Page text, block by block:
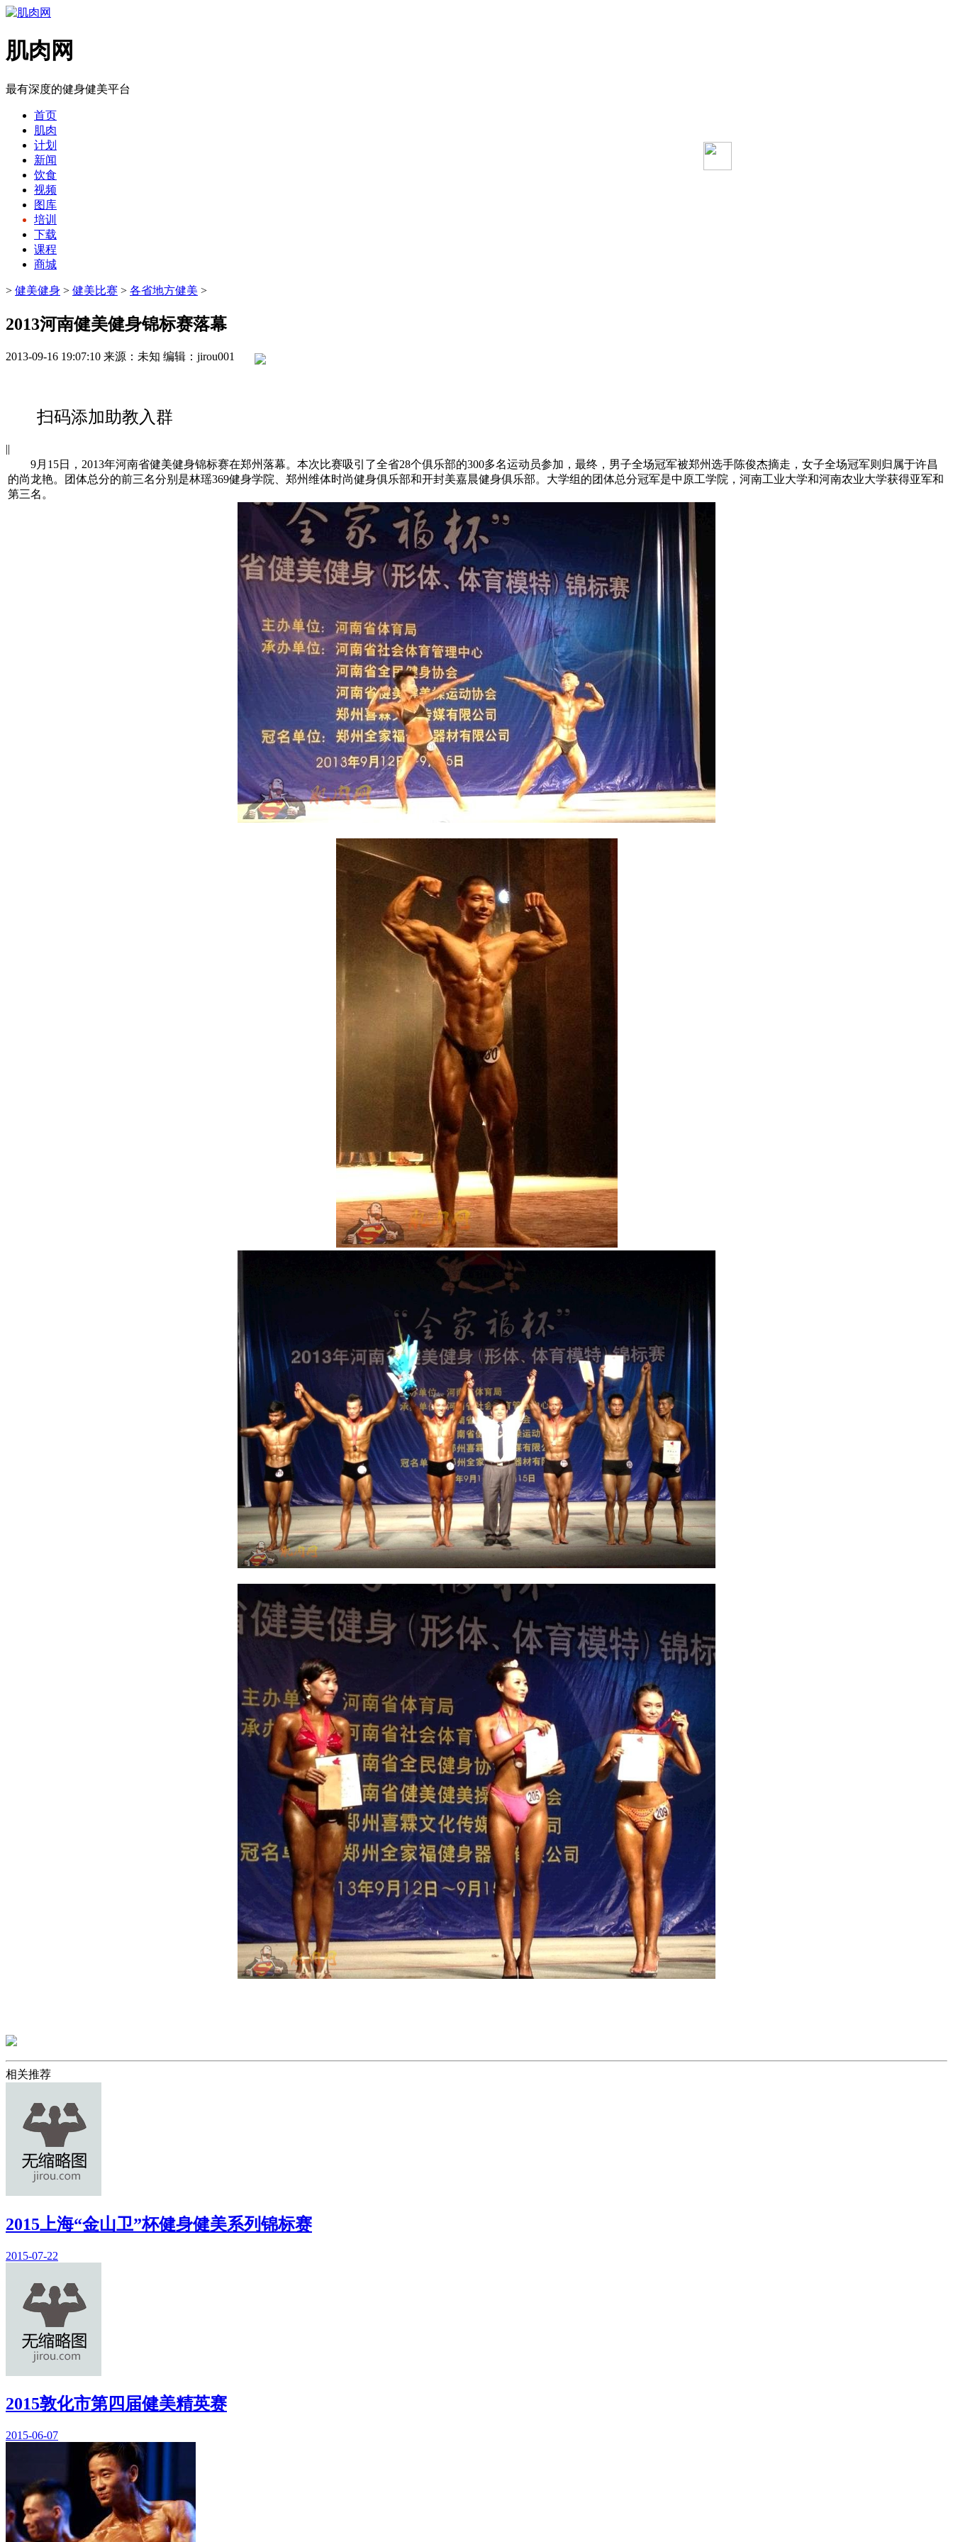
肌肉网
最有深度的健身健美平台
首页
肌肉
计划
新闻
饮食
视频
图库
培训
下载
课程
商城
> 健美健身 > 健美比赛 > 各省地方健美 >
2013河南健美健身锦标赛落幕
2013-09-16 19:07:10 来源：未知 编辑：jirou001
扫码添加助教入群
||
9月15日，2013年河南省健美健身锦标赛在郑州落幕。本次比赛吸引了全省28个俱乐部的300多名运动员参加，最终，男子全场冠军被郑州选手陈俊杰摘走，女子全场冠军则归属于许昌
的尚龙艳。团体总分的前三名分别是林瑶369健身学院、郑州维体时尚健身俱乐部和开封美嘉晨健身俱乐部。大学组的团体总分冠军是中原工学院，河南工业大学和河南农业大学获得亚军和
第三名。
相关推荐
2015上海“金山卫”杯健身健美系列锦标赛
2015-07-22
2015敦化市第四届健美精英赛
2015-06-07